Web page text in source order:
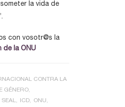
la vida de
con vosotr@s la
de la ONU
CONTRA LA
GÉNERO
SEAL
ICD
ONU